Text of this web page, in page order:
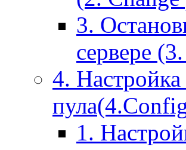
3.
сервере
4.
1.